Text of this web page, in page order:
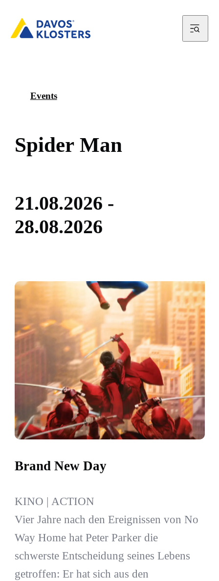
Events
Spider Man
21.08.2026 -
28.08.2026
Brand New Day
KINO | ACTION
Vier Jahre nach den Ereignissen von No
Way Home hat Peter Parker die
schwerste Entscheidung seines Lebens
getroffen: Er hat sich aus den